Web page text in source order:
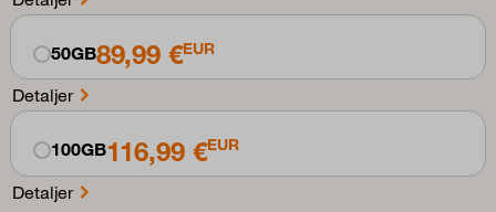
50GB89,99 €EUR
Detaljer
100GB116,99 €EUR
Detaljer